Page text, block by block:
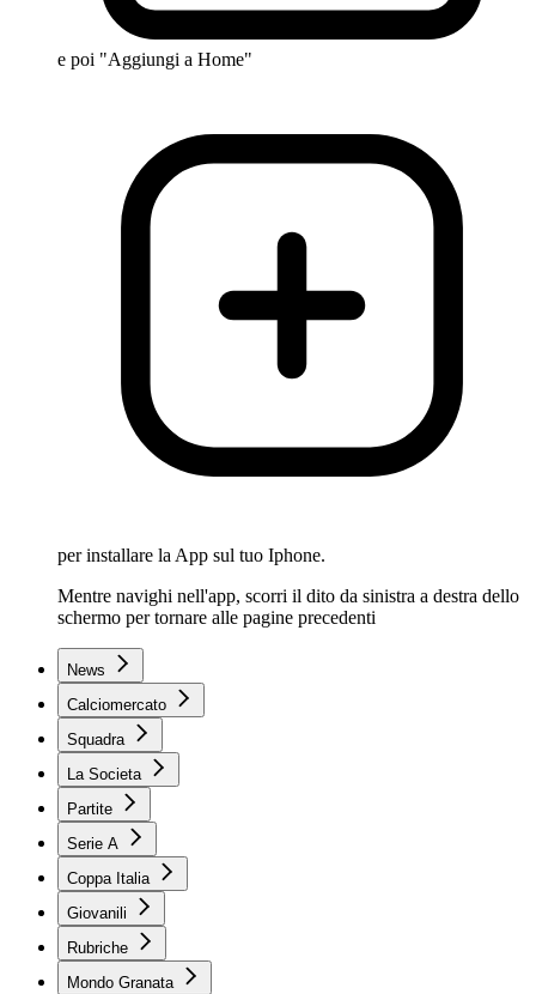
e poi "Aggiungi a Home"
per installare la App sul tuo Iphone.
Mentre navighi nell'app, scorri il dito da sinistra a destra dello
schermo per tornare alle pagine precedenti
News
Calciomercato
Squadra
La Societa
Partite
Serie A
Coppa Italia
Giovanili
Rubriche
Mondo Granata